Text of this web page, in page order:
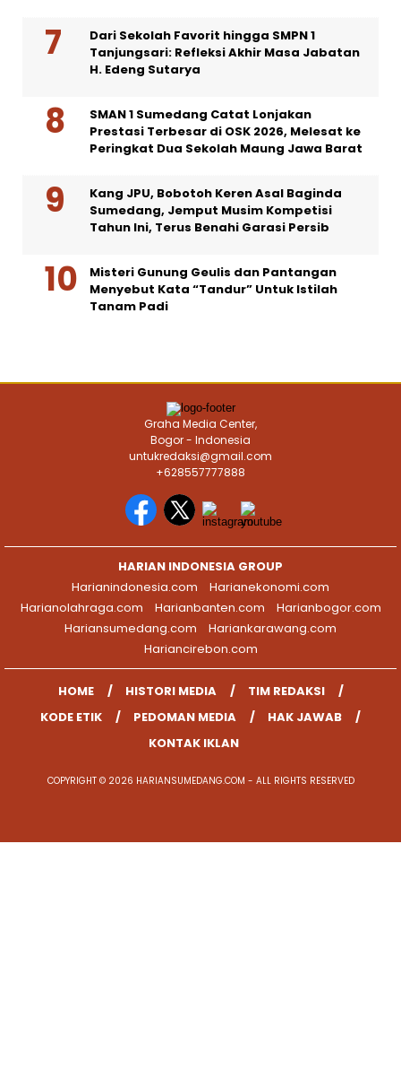
Dari Sekolah Favorit hingga SMPN 1
Tanjungsari: Refleksi Akhir Masa Jabatan
H. Edeng Sutarya
SMAN 1 Sumedang Catat Lonjakan
Prestasi Terbesar di OSK 2026, Melesat ke
Peringkat Dua Sekolah Maung Jawa Barat
Kang JPU, Bobotoh Keren Asal Baginda
Sumedang, Jemput Musim Kompetisi
Tahun Ini, Terus Benahi Garasi Persib
Misteri Gunung Geulis dan Pantangan
Menyebut Kata “Tandur” Untuk Istilah
Tanam Padi
Graha Media Center,
Bogor - Indonesia
untukredaksi@gmail.com
+628557777888
HARIAN INDONESIA GROUP
Harianindonesia.com
Harianekonomi.com
Harianolahraga.com
Harianbanten.com
Harianbogor.com
Hariansumedang.com
Hariankarawang.com
Hariancirebon.com
HOME HISTORI MEDIA
TIM REDAKSI
KODE ETIK
PEDOMAN MEDIA
HAK JAWAB
KONTAK IKLAN
COPYRIGHT © 2026 HARIANSUMEDANG.COM - ALL RIGHTS RESERVED